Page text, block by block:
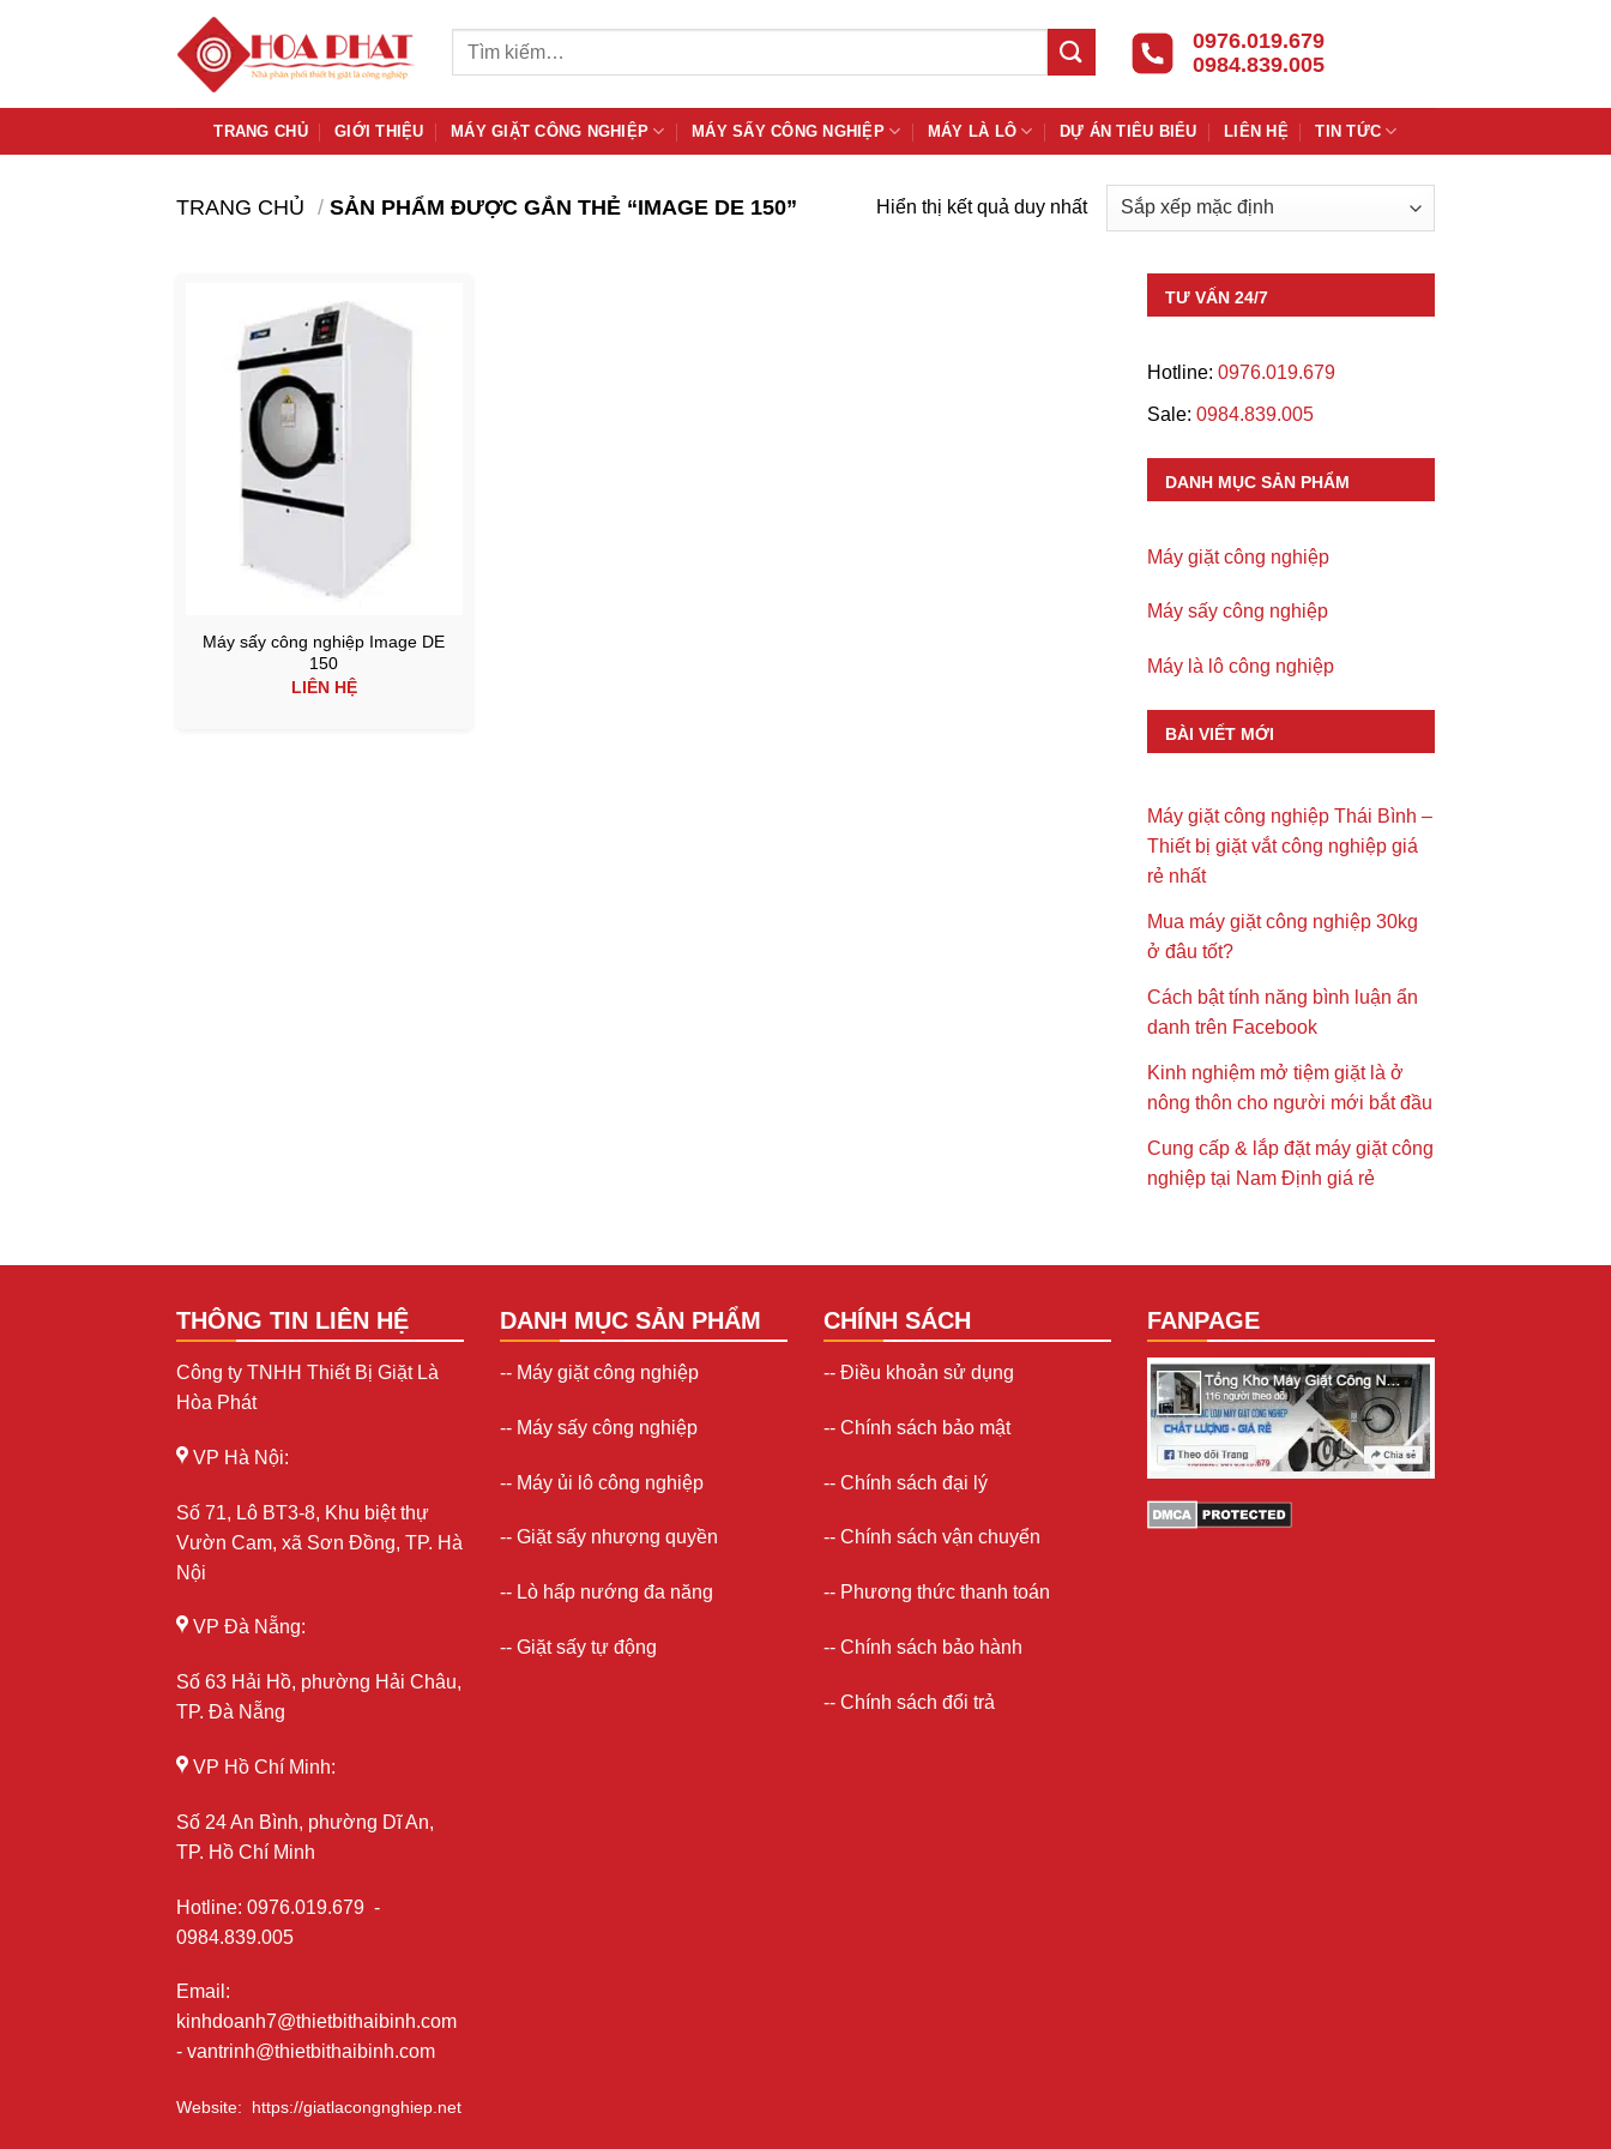
dung
Tìm
0976.019.679
0984.839.005
TRANG CHỦ GIỚI THIỆU MÁY GIẶT CÔNG NGHIỆP MÁY SẤY CÔNG NGHIỆP MÁY LÀ LÔ DỰ ÁN TIÊU BIỂU LIÊN HỆ TIN TỨC
TRANG CHỦ / SẢN PHẨM ĐƯỢC GẮN THẺ “IMAGE DE 150” Hiển thị kết quả duy nhất
Máy sấy công nghiệp Image DE
150
LIÊN HỆ
TƯ VẤN 24/7
Hotline: 0976.019.679
Sale: 0984.839.005
DANH MỤC SẢN PHẨM
Máy giặt công nghiệp
Máy sấy công nghiệp
Máy là lô công nghiệp
BÀI VIẾT MỚI
Máy giặt công nghiệp Thái Bình –
Thiết bị giặt vắt công nghiệp giá
rẻ nhất
Mua máy giặt công nghiệp 30kg
ở đâu tốt?
Cách bật tính năng bình luận ẩn
danh trên Facebook
Kinh nghiệm mở tiệm giặt là ở
nông thôn cho người mới bắt đầu
Cung cấp & lắp đặt máy giặt công
nghiệp tại Nam Định giá rẻ
THÔNG TIN LIÊN HỆ
Công ty TNHH Thiết Bị Giặt Là
Hòa Phát
VP Hà Nội:
Số 71, Lô BT3-8, Khu biệt thự
Vườn Cam, xã Sơn Đồng, TP. Hà
Nội
VP Đà Nẵng:
Số 63 Hải Hồ, phường Hải Châu,
TP. Đà Nẵng
VP Hồ Chí Minh:
Số 24 An Bình, phường Dĩ An,
TP. Hồ Chí Minh
Hotline: 0976.019.679 -
0984.839.005
Email :
kinhdoanh7@thietbithaibinh.com
- vantrinh@thietbithaibinh.com
Website: https://giatlacongnghiep.net
DANH MỤC SẢN PHẨM
-- Máy giặt công nghiệp
-- Máy sấy công nghiệp
-- Máy ủi lô công nghiệp
-- Giặt sấy nhượng quyền
-- Lò hấp nướng đa năng
-- Giặt sấy tự động
CHÍNH SÁCH
-- Điều khoản sử dụng
-- Chính sách bảo mật
-- Chính sách đại lý
-- Chính sách vận chuyển
-- Phương thức thanh toán
-- Chính sách bảo hành
-- Chính sách đổi trả
FANPAGE